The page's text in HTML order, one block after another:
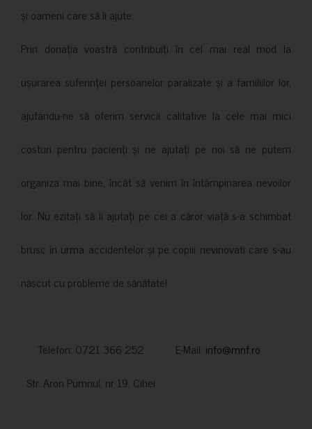
și oameni care să îi ajute.
Prin donația voastră contribuiți în cel mai real mod la
ușurarea suferinței persoanelor paralizate și a familiilor lor,
ajutându-ne să oferim servicii calitative la cele mai mici
costuri pentru pacienți și ne ajutați pe noi să ne putem
organiza mai bine, încât să venim în întâmpinarea nevoilor
lor. Nu ezitați să îi ajutați pe cei a căror viață s-a schimbat
brusc în urma accidentelor și pe copiii nevinovati care s-au
născut cu probleme de sănătate!
Telefon: 0721 366 252 E-Mail: info@mnf.ro
Str. Aron Pumnul, nr 19, Cihei